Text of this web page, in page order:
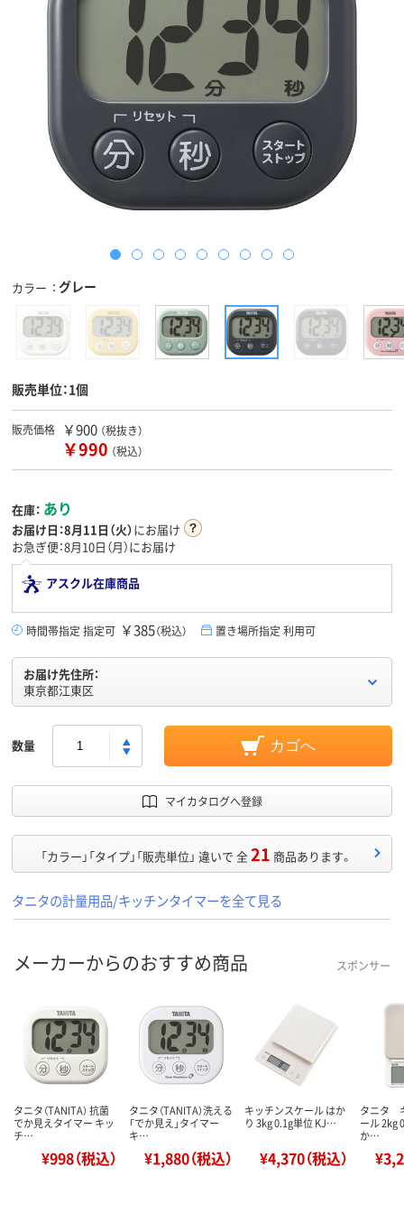
カラー グレー
販売単位：1個
販売価格 ￥900 （税抜き）
￥990 （税込）
在庫： あり
お届け日：8月11日（火）にお届け
お急ぎ便：8月10日（月）にお届け
アスクル在庫商品
時間帯指定 指定可 ￥385（税込） 置き場所指定 利用可
お届け先住所：
東京都江東区
数量 カゴへ
マイカタログへ登録
「カラー」「タイプ」「販売単位」 違いで 全21 商品あります。
タニタの計量用品/キッチンタイマーを全て見る
メーカーからのおすすめ商品 スポンサー
タニタ（TANITA） 抗菌
でか見えタイマー キッ
チ…
¥998（税込）
タニタ（TANITA）洗える
「でか見え」タイマー
キ…
¥1,880（税込）
キッチンスケール はか
り 3kg 0.1g単位 KJ…
¥4,370（税込）
タニタ
ール 2kg
か…